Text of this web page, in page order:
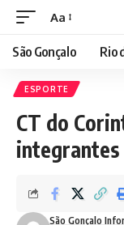
Aa
São Gonçalo Rio
ESPORTE
CT do
São Gonçalo